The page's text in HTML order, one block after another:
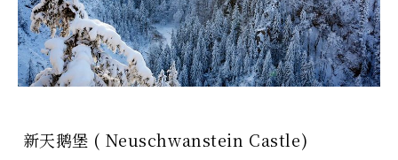
新天鹅堡 ( Neuschwanstein Castle)